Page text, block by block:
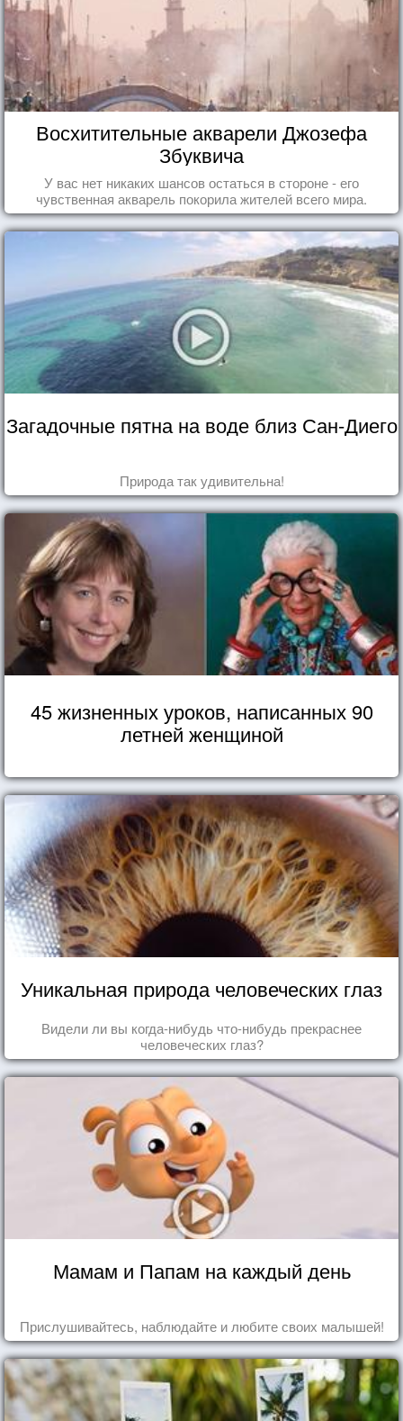
Восхитительные акварели Джозефа
Збуквича
У вас нет никаких шансов остаться в стороне - его
чувственная акварель покорила жителей всего мира.
Загадочные пятна на воде близ Сан-Диего
Природа так удивительна!
45 жизненных уроков, написанных 90
летней женщиной
Уникальная природа человеческих глаз
Видели ли вы когда-нибудь что-нибудь прекраснее
человеческих глаз?
Мамам и Папам на каждый день
Прислушивайтесь, наблюдайте и любите своих малышей!